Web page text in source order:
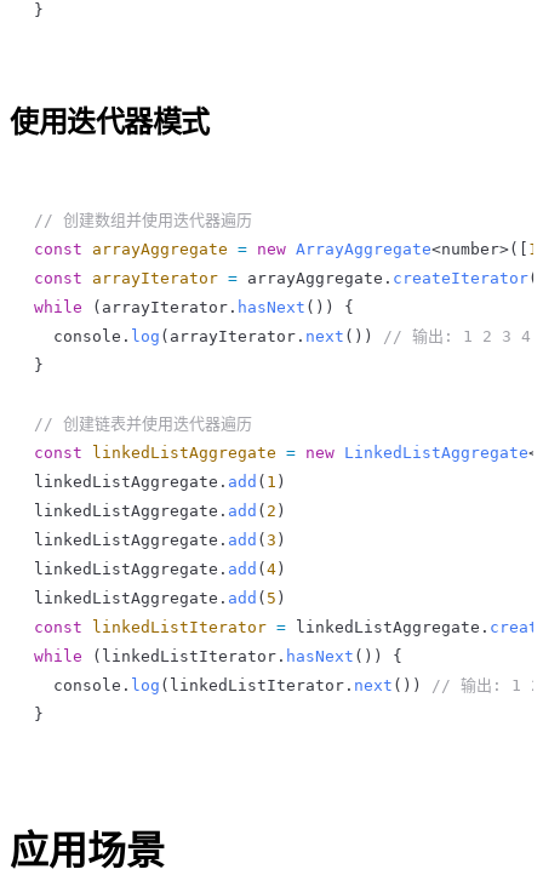
}
使用迭代器模式
// 创建数组并使用迭代器遍历
const arrayAggregate = new ArrayAggregate<number>([ 1
const arrayIterator = arrayAggregate . createIterator
while ( arrayIterator . hasNext ()) {
  console
. log ( arrayIterator . next ())
// 输出: 1 2 3 4
}
// 创建链表并使用迭代器遍历
const linkedListAggregate = new LinkedListAggregate<
linkedListAggregate . add ( 1 )
linkedListAggregate . add ( 2 )
linkedListAggregate . add ( 3 )
linkedListAggregate . add ( 4 )
linkedListAggregate . add ( 5 )
const linkedListIterator = linkedListAggregate .
while ( linkedListIterator . hasNext ()) {
  console
. log ( linkedListIterator . next ())
// 输出: 1
}
应用场景